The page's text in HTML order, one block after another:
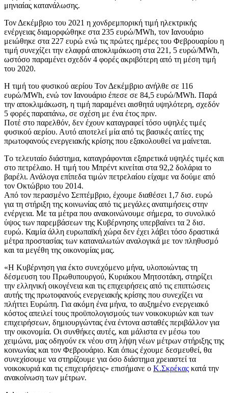
μηνιαίας κατανάλωσης.
Τον Δεκέμβριο του 2021 η χονδρεμπορική τιμή ηλεκτρικής
ενέργειας διαμορφώθηκε στα 235 ευρώ/ΜWh, τον Ιανουάριο
μειώθηκε στα 227 ευρώ ενώ τις πρώτες ημέρες του Φεβρουαρίου η
τιμή συνεχίζει την ελαφρά αποκλιμάκωση στα 221, 5 ευρώ/MWh,
ωστόσο παραμένει σχεδόν 4 φορές ακριβότερη από τη μέση τιμή
του 2020.
Η τιμή του φυσικού αερίου Τον Δεκέμβριο ανήλθε σε 116
ευρώ/MWh, ενώ τον Ιανουάριο έπεσε σε 84,5 ευρώ/MWh. Παρά
την αποκλιμάκωση, η τιμή παραμένει αισθητά υψηλότερη, σχεδόν
5 φορές παραπάνω, σε σχέση με ένα έτος πριν.
Ποτέ στο παρελθόν, δεν έχουν καταγραφεί τόσο υψηλές τιμές
φυσικού αερίου. Αυτό αποτελεί μία από τις βασικές αιτίες της
πρωτοφανούς ενεργειακής κρίσης που εξακολουθεί να μαίνεται.
Tο τελευταίο διάστημα, καταγράφονται εξαιρετικά υψηλές τιμές και
στο πετρέλαιο. Η τιμή του Μπρέντ κινείται στα 92,2 δολάρια το
βαρέλι. Ανάλογα επίπεδα τιμών πετρελαίου είχαμε να δούμε από
τον Οκτώβριο του 2014.
Από τον περασμένο Σεπτέμβριο, έχουμε διαθέσει 1,7 δισ. ευρώ
για τη στήριξη της κοινωνίας από τις μεγάλες ανατιμήσεις στην
ενέργεια. Με τα μέτρα που ανακοινώνουμε σήμερα, το συνολικό
ύψος των παρεμβάσεων της Κυβέρνησης υπερβαίνει τα 2 δισ.
ευρώ. Καμία άλλη ευρωπαϊκή χώρα δεν έχει λάβει τόσο δραστικά
μέτρα προστασίας των καταναλωτών αναλογικά με τον πληθυσμό
και τα μεγέθη της οικονομίας μας.
«Η Κυβέρνηση για έκτο συνεχόμενο μήνα, υλοποιώντας τη
δέσμευση του Πρωθυπουργού, Κυριάκου Μητσοτάκη, στηρίζει
την ελληνική οικογένεια και τις επιχειρήσεις από τις επιπτώσεις
αυτής της πρωτοφανούς ενεργειακής κρίσης που συνεχίζει να
πλήττει Ευρώπη. Για ακόμη ένα μήνα, το αυξημένο ενεργειακό
κόστος απειλεί τους προϋπολογισμούς των νοικοκυριών και των
επιχειρήσεων, δημιουργώντας ένα έντονα ασταθές περιβάλλον για
την οικονομία. Οι συνθήκες αυτές, και μάλιστα εν μέσω του
χειμώνα, μας οδηγούν εκ νέου στη λήψη νέων μέτρων στήριξης της
κοινωνίας και τον Φεβρουάριο. Και όπως έχουμε δεσμευθεί, θα
συνεχίσουμε να στηρίζουμε για όσο διάστημα χρειαστεί τα
νοικοκυριά και τις επιχειρήσεις» επισήμανε ο Κ.Σκρέκας κατά την
ανακοίνωση των μέτρων.